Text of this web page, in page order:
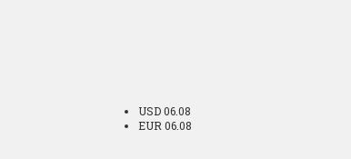
USD 06.08
EUR 06.08